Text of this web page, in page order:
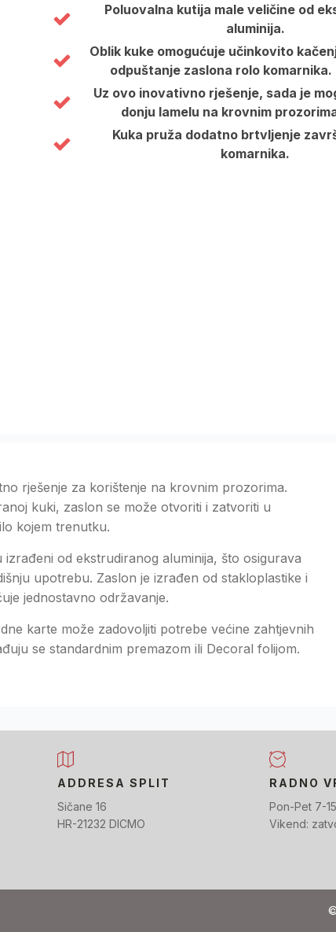
Poluovalna kutija male veličine od
aluminija.
Oblik kuke omogućuje učinkovito
odpuštanje zaslona rolo komarnika.
Uz ovo inovativno rješenje, sada je
donju lamelu na krovnim
Kuka pruža dodatno brtvljenje
komarnika.
rješenje za korištenje na krovnim prozorima.
kuki, zaslon se može otvoriti i zatvoriti u
kojem trenutku.
od ekstrudiranog aluminija, što osigurava
upotrebu. Zaslon je izrađen od stakloplastike i
jednostavno održavanje.
karte može zadovoljiti potrebe većine zahtjevnih
se standardnim premazom ili Decoral folijom.
ADDRESA SPLIT
Sičane 16
HR-21232 DICMO
RADNO
Pon-Pet 7-
Vikend: